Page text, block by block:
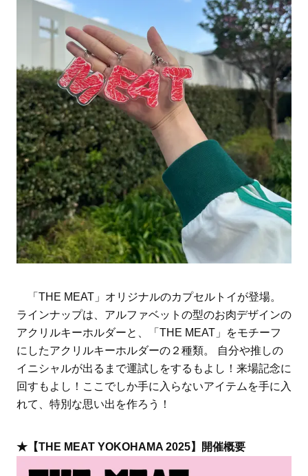
「THE MEAT」オリジナルのカプセルトイが登場。
ラインナップは、アルファベットの型のお肉デザインの
アクリルキーホルダーと、「THE MEAT」をモチーフ
にしたアクリルキーホルダーの２種類。 自分や推しの
イニシャルが出るまで運試しをするもよし！来場記念に
回すもよし！ここでしか手に入らないアイテムを手に入
れて、特別な思い出を作ろう！
★【THE MEAT YOKOHAMA 2025】開催概要